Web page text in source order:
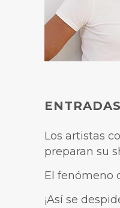
Los artistas
preparan su
El fenómeno
¡Así se